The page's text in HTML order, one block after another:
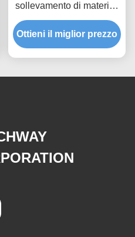
sollevamento di materiali
resistente alla ruggine
Ottieni il miglior prezzo